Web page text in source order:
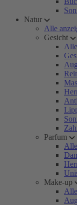
Natur
Alle
Gesicht
Parfum
Make-up